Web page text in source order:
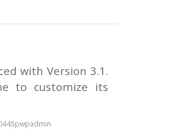
with Version 3.1.
to customize its